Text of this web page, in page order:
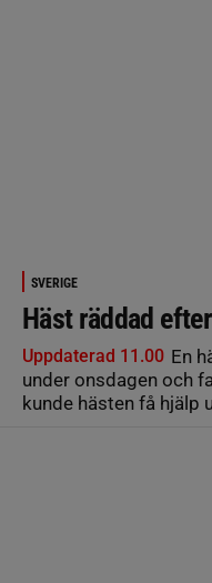
SVERIGE
Häst räddad
Uppdaterad 11.00 En
under onsdagen och
kunde hästen få hjälp